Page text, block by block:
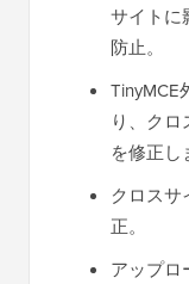
サイトに
防止。
TinyMCE
り、ク
を修正し
クロス
正。
アップロ